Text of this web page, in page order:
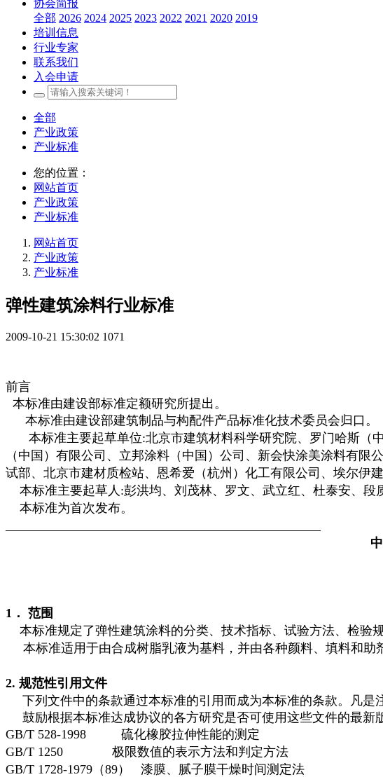
协会简报
全部 2026 2024 2025 2023 2022 2021 2020 2019
培训信息
行业专家
联系我们
入会申请
全部
产业政策
产业标准
您的位置：
网站首页
产业政策
产业标准
网站首页
产业政策
产业标准
弹性建筑涂料行业标准
2009-10-21 15:30:02 1071
前言
本标准由建设部标准定额研究所提出。
本标准由建设部建筑制品与构配件产品标准化技术委员会归口。
本标准主要起草单位:北京市建筑材料科学研究院、罗门哈斯（
（中国）有限公司、立邦涂料（中国）公司、新会快涂美涂料有
试部、北京市建材质检站、恩希爱（杭州）化工有限公司、埃尔伊
本标准主要起草人 :彭洪均、刘茂林、罗文、武立红、杜泰安、
本标准为首次发布。
1． 范围
本标准规定了弹性建筑涂料的分类、技术指标、试验方法、检验
本标准适用于由合成树脂乳液为基料，并由各种颜料、填料和助
2. 规范性引用文件
下列文件中的条款通过本标准的引用而成为本标准的条款。凡
鼓励根据本标准达成协议的各方研究是否可使用这些文件的最新
GB/T 528-1998 硫化橡胶拉伸性能的测定
GB/T 1250 极限数值的表示方法和判定方法
GB/T 1728-1979（89）
漆膜、腻子膜干燥时间测定法